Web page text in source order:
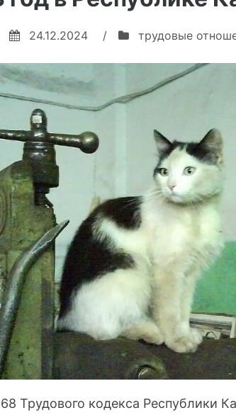
24.12.2024 / трудовые
Трудового кодекса Республики